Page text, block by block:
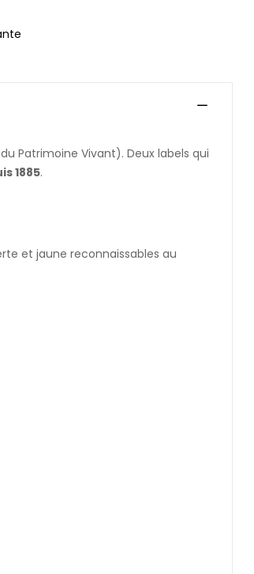
Patrimoine Vivant). Deux labels qui
1885.
et jaune reconnaissables au